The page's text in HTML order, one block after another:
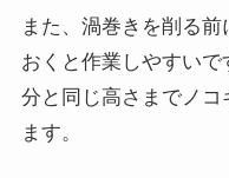
また、渦巻きを削る
おくと作業しやすい
分と同じ高さまでノ
ます。